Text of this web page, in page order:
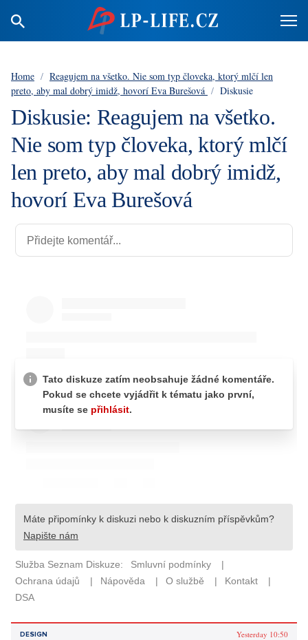
Home / Reagujem na všetko. Nie som typ človeka, ktorý mlčí len
preto, aby mal dobrý imidž, hovorí Eva Burešová / Diskusie
Diskusie: Reagujem na všetko.
Nie som typ človeka, ktorý mlčí
len preto, aby mal dobrý imidž,
hovorí Eva Burešová
DESIGN
Yesterday 10:50